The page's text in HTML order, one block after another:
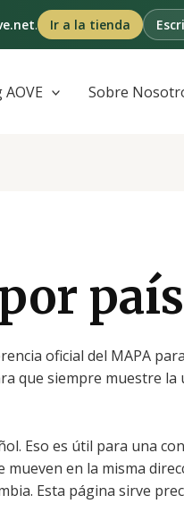
. Ir a la tienda
Sobre
oficial del MAPA
que siempre muestre la
Eso es útil para una
en la misma
Esta página sirve